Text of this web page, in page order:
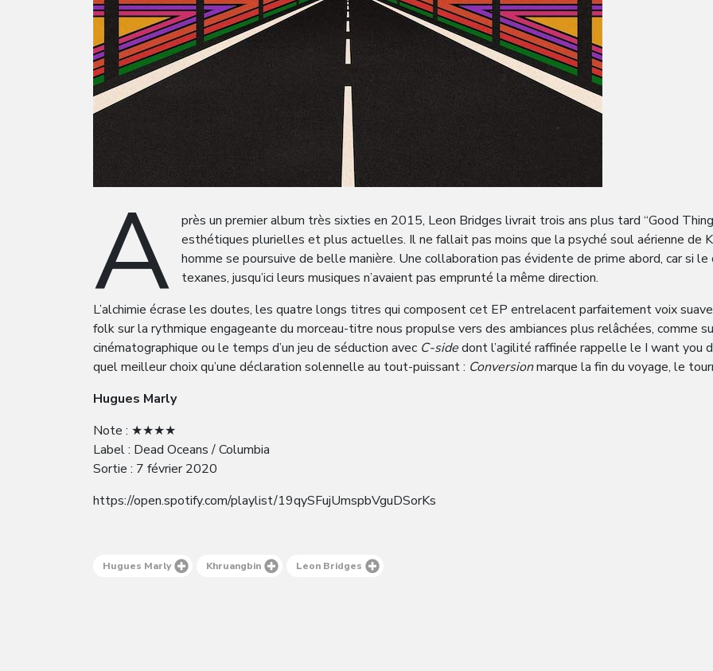
A
près un premier album très sixties en 2015, Leon Bridges livrait trois ans plus tard “Good
esthétiques plurielles et plus actuelles. Il ne fallait pas moins que la psyché soul aérienne de
homme se poursuive de belle manière. Une collaboration pas évidente de prime abord, car si
texanes, jusqu’ici leurs musiques n’avaient pas emprunté la même direction.
L’alchimie écrase les doutes, les quatre longs titres qui composent cet EP entrelacent parfaitement voix
folk sur la rythmique engageante du morceau-titre nous propulse vers des ambiances plus relâchées, comme
cinématographique ou le temps d’un jeu de séduction avec C-sidedont l’agilité raffinée rappelle le I want you
quel meilleur choix qu’une déclaration solennelle au tout-puissant : Conversionmarque la fin du voyage, le
Hugues Marly
Note : ★★★★
Label : Dead Oceans / Columbia
Sortie : 7 février 2020
https://open.spotify.com/playlist/19qySFujUmspbVguDSorKs
Hugues Marly Khruangbin Leon Bridges